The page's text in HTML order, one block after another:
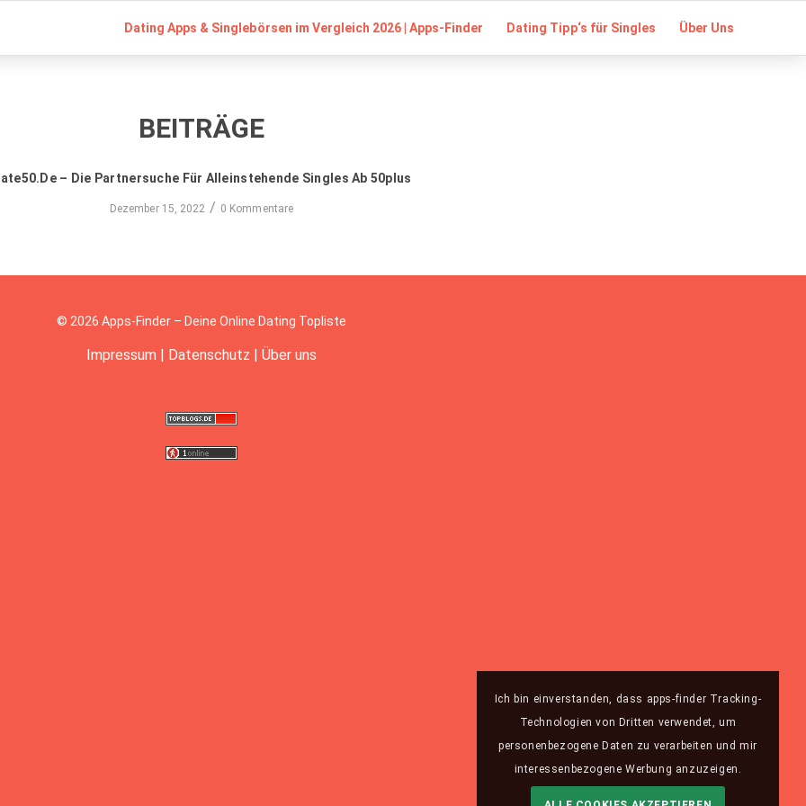
Dating Apps & Singlebörsen im Vergleich 2026 | Apps-Finder Dating Tipp‘s für Singles Über Uns
BEITRÄGE
– Die Partnersuche Für Alleinstehende Singles Ab 50plus
Dezember 15, 2022 / 0 Kommentare
© 2026 Apps-Finder – Deine Online Dating Topliste
Impressum | Datenschutz | Über uns
Ich bin einverstanden, dass apps-finder Tracking-
Technologien von Dritten verwendet, um
personenbezogene Daten zu verarbeiten und mir
interessenbezogene Werbung anzuzeigen.